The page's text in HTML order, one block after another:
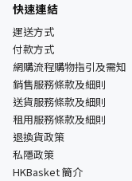
快速連結
運送方式
付款方式
網購流程購物指引及需知
銷售服務條款及細則
送貨服務條款及細則
租用服務條款及細則
退換貨政策
私隱政策
HKBasket 簡介